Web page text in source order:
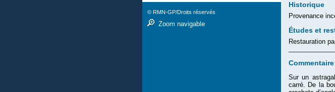
Historique
Provenance
Études et
Restauration
Commentaire
Sur un
carré. De la
© RMN-GP/Droits réservés
Zoom navigable